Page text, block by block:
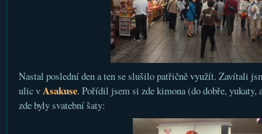
Nastal poslední den a ten se slušilo patřičně využít. Zavítali
ulic vAsakuse. Pořídil jsem si zde kimona (do dobře, yukaty,
zde byly svatební šaty: